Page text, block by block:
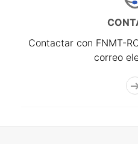
Contactar con FNMT-
correo